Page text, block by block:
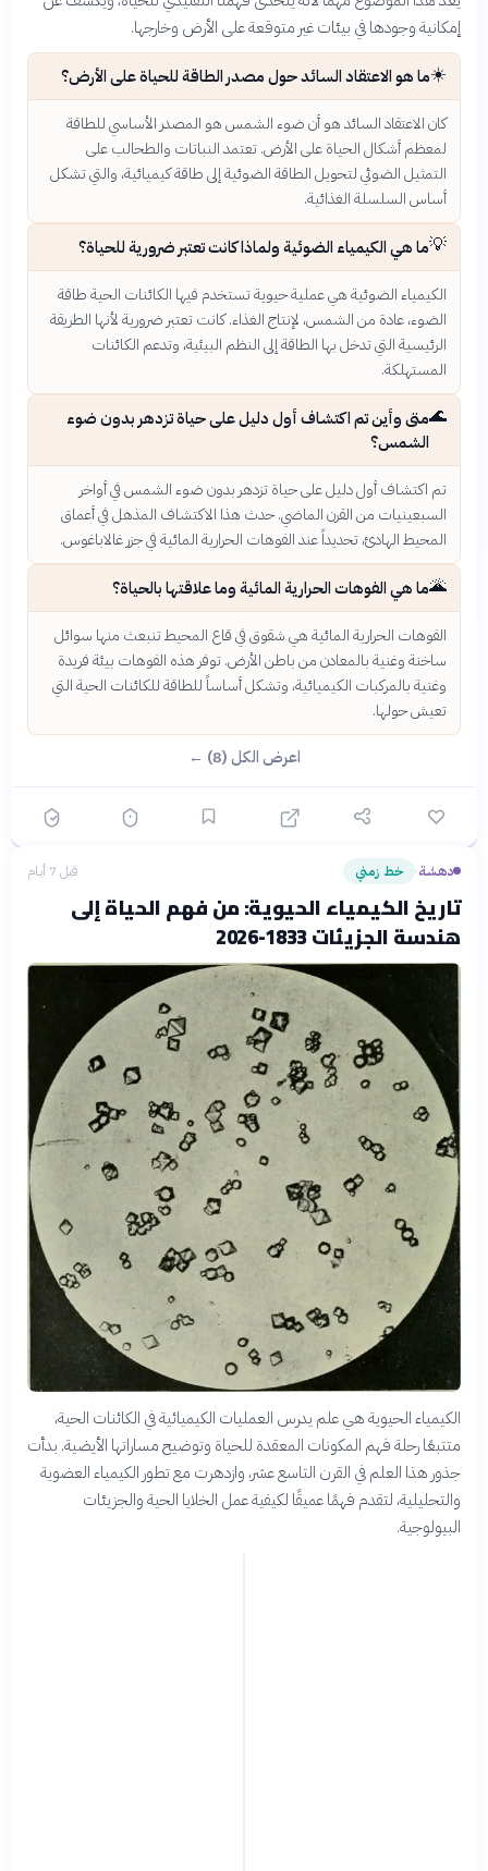
إمكانية وجودها في بيئات غير متوقعة على الأرض وخارجها.
☀️ما هو الاعتقاد السائد حول مصدر الطاقة للحياة على الأرض؟
كان الاعتقاد السائد هو أن ضوء الشمس هو المصدر الأساسي للطاقة
لمعظم أشكال الحياة على الأرض. تعتمد النباتات والطحالب على
التمثيل الضوئي لتحويل الطاقة الضوئية إلى طاقة كيميائية، والتي تشكل
أساس السلسلة الغذائية.
💡ما هي الكيمياء الضوئية ولماذا كانت تعتبر ضرورية للحياة؟
الكيمياء الضوئية هي عملية حيوية تستخدم فيها الكائنات الحية طاقة
الضوء، عادة من الشمس، لإنتاج الغذاء. كانت تعتبر ضرورية لأنها الطريقة
الرئيسية التي تدخل بها الطاقة إلى النظم البيئية، وتدعم الكائنات
المستهلكة.
🌊متى وأين تم اكتشاف أول دليل على حياة تزدهر بدون ضوء
الشمس؟
تم اكتشاف أول دليل على حياة تزدهر بدون ضوء الشمس في أواخر
السبعينيات من القرن الماضي. حدث هذا الاكتشاف المذهل في أعماق
المحيط الهادئ، تحديداً عند الفوهات الحرارية المائية في جزر غالاباغوس.
🌋ما هي الفوهات الحرارية المائية وما علاقتها بالحياة؟
الفوهات الحرارية المائية هي شقوق في قاع المحيط تنبعث منها سوائل
ساخنة وغنية بالمعادن من باطن الأرض. توفر هذه الفوهات بيئة فريدة
وغنية بالمركبات الكيميائية، وتشكل أساساً للطاقة للكائنات الحية التي
تعيش حولها.
اعرض الكل (8) ←
دهشة› خط زمني قبل 7 أيام
تاريخ الكيمياء الحيوية: من فهم الحياة إلى
هندسة الجزيئات 1833-2026
الكيمياء الحيوية هي علم يدرس العمليات الكيميائية في الكائنات الحية،
متتبعًا رحلة فهم المكونات المعقدة للحياة وتوضيح مساراتها الأيضية. بدأت
جذور هذا العلم في القرن التاسع عشر، وازدهرت مع تطور الكيمياء العضوية
والتحليلية، لتقدم فهمًا عميقًا لكيفية عمل الخلايا الحية والجزيئات
البيولوجية.